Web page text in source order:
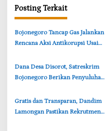
s
i
p
s
Posting Terkait
‎Bojonegoro Tancap Gas Jalankan
Rencana Aksi Antikorupsi Usai
‎Dana Desa Disorot, Satreskrim
Bojonegoro Berikan Penyuluhan
Gratis dan Transparan, Dandim
Lamongan Pastikan Rekrutmen